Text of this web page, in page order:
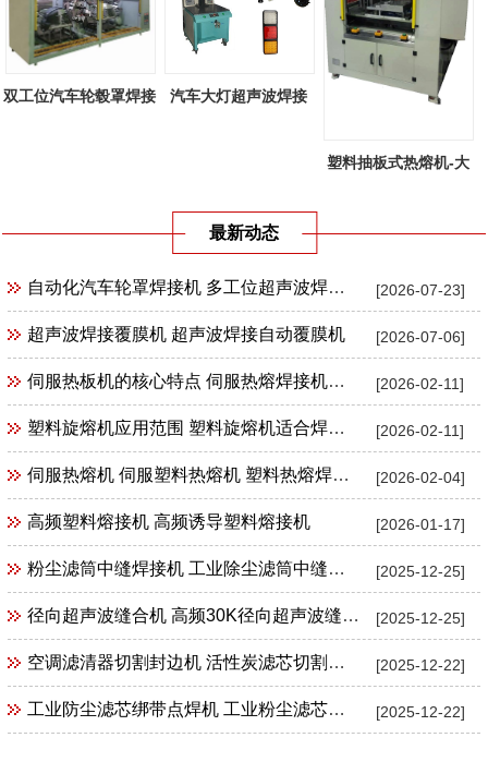
双工位汽车轮毂罩焊接
汽车大灯超声波焊接
塑料抽板式热熔机-大
最新动态
[2026-07-23]
自动化汽车轮罩焊接机 多工位超声波焊接机
[2026-07-06]
超声波焊接覆膜机 超声波焊接自动覆膜机
[2026-02-11]
伺服热板机的核心特点 伺服热熔焊接机特点
[2026-02-11]
塑料旋熔机应用范围 塑料旋熔机适合焊接产品范围
[2026-02-04]
伺服热熔机 伺服塑料热熔机 塑料热熔焊接机
[2026-01-17]
高频塑料熔接机 高频诱导塑料熔接机
[2025-12-25]
粉尘滤筒中缝焊接机 工业除尘滤筒中缝焊接机 工业粉尘滤筒滤芯中缝焊接机
[2025-12-25]
径向超声波缝合机 高频30K径向超声波缝合机花边机封口机包边机
[2025-12-22]
空调滤清器切割封边机 活性炭滤芯切割封边机
[2025-12-22]
工业防尘滤芯绑带点焊机 工业粉尘滤芯束带绑带超声波点焊机